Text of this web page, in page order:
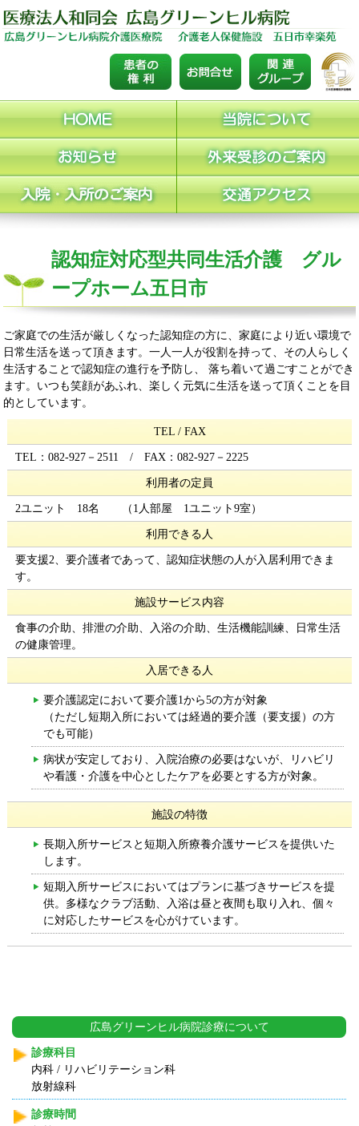
認知症対応型共同生活介護 グル
ープホーム五日市
ご家庭での生活が厳しくなった認知症の方に、家庭により近い環境で
日常生活を送って頂きます。一人一人が役割を持って、その人らしく
生活することで認知症の進行を予防し、 落ち着いて過ごすことができ
ます。いつも笑顔があふれ、楽しく元気に生活を送って頂くことを目
的としています。
TEL / FAX
TEL：082-927－2511 / FAX：082-927－2225
利用者の定員
2ユニット 18名 （1人部屋 1ユニット9室）
利用できる人
要支援2、要介護者であって、認知症状態の人が入居利用できま
す。
施設サービス内容
食事の介助、排泄の介助、入浴の介助、生活機能訓練、日常生活
の健康管理。
入居できる人
要介護認定において要介護1から5の方が対象
（ただし短期入所においては経過的要介護（要支援）の方
でも可能）
病状が安定しており、入院治療の必要はないが、リハビリ
や看護・介護を中心としたケアを必要とする方が対象。
施設の特徴
長期入所サービスと短期入所療養介護サービスを提供いた
します。
短期入所サービスにおいてはプランに基づきサービスを提
供。多様なクラブ活動、入浴は昼と夜間も取り入れ、個々
に対応したサービスを心がけています。
広島グリーンヒル病院診療について
診療科目
内科 / リハビリテーション科
放射線科
診療時間